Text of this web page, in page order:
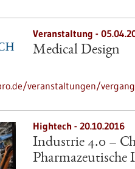
Veranstaltung -
Medical Design
veranstaltungen/
Hightech - 20.10.2016
Industrie 4.0 –
Pharmazeutische